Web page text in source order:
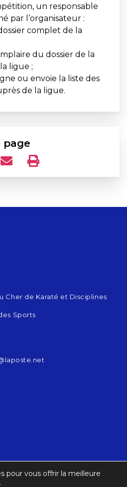
un responsable
par l’organisateur :
complet de la
du dossier de la
ligue ;
ou envoie la liste des
de la ligue.
page
Cher de Karaté et Disciplines
Sports
pour vous offrir la meilleure